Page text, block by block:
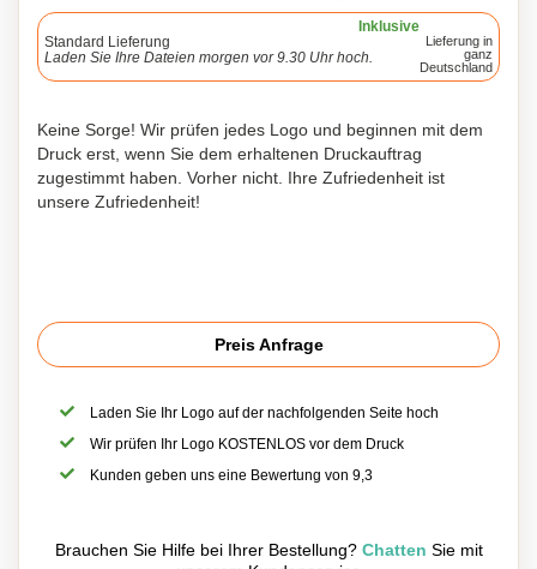
Inklusive
Standard Lieferung
Laden Sie Ihre Dateien morgen vor 9.30 Uhr hoch.
Lieferung in
ganz
Deutschland
Keine Sorge! Wir prüfen jedes Logo und beginnen mit dem
Druck erst, wenn Sie dem erhaltenen Druckauftrag
zugestimmt haben. Vorher nicht. Ihre Zufriedenheit ist
unsere Zufriedenheit!
Preis Anfrage
Laden Sie Ihr Logo auf der nachfolgenden Seite hoch
Wir prüfen Ihr Logo KOSTENLOS vor dem Druck
Kunden geben uns eine Bewertung von 9,3
Brauchen Sie Hilfe bei Ihrer Bestellung? Chatten Sie mit